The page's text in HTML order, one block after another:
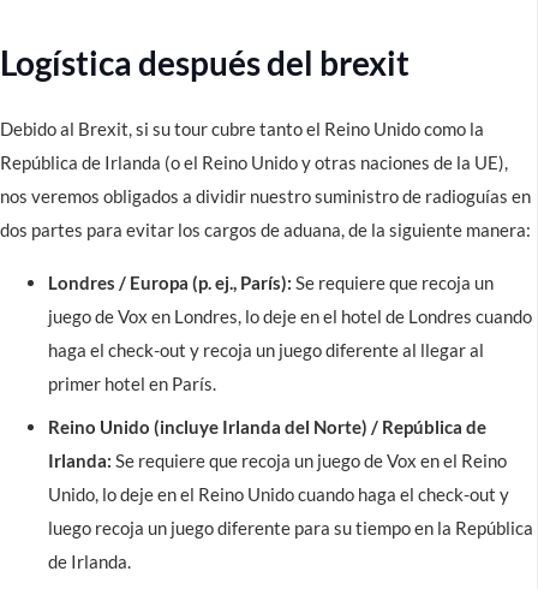
Logística después del brexit
Debido al Brexit, si su tour cubre tanto el Reino Unido como la
República de Irlanda (o el Reino Unido y otras naciones de la UE),
nos veremos obligados a dividir nuestro suministro de radioguías en
dos partes para evitar los cargos de aduana, de la siguiente manera:
Londres / Europa (p. ej., París): Se requiere que recoja un
juego de Vox en Londres, lo deje en el hotel de Londres cuando
haga el check-out y recoja un juego diferente al llegar al
primer hotel en París.
Reino Unido (incluye Irlanda del Norte) / República de
Irlanda: Se requiere que recoja un juego de Vox en el Reino
Unido, lo deje en el Reino Unido cuando haga el check-out y
luego recoja un juego diferente para su tiempo en la República
de Irlanda.